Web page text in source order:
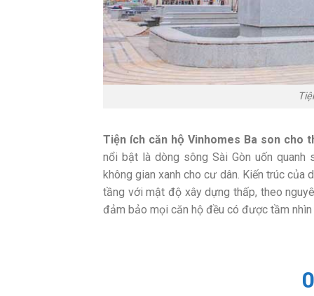
Tiện ích căn hộ Vinhomes Ba son cho
nổi bật là dòng sông Sài Gòn uốn
không gian xanh cho cư dân. Kiến trúc
tầng với mật độ xây dựng thấp, theo
đảm bảo mọi căn hộ đều có được tầm